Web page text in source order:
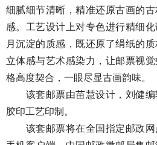
细腻细节清晰，精准还原古画的
感。工艺设计上对专色进行精细
月沉淀的质感，既还原了绢纸的
立体感与艺术感染力，让邮票视
格高度契合，一眼尽显古画韵味。
该套邮票由苗慧设计，刘健编
胶印工艺印制。
该套邮票将在全国指定邮政网